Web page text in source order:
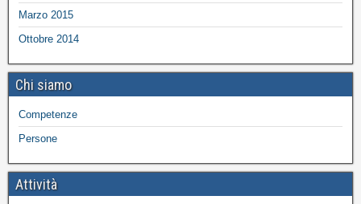
Marzo 2015
Ottobre 2014
Chi siamo
Competenze
Persone
Attività